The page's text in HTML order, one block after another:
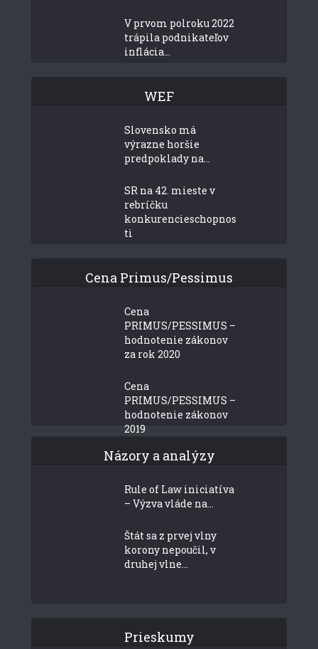
V prvom polroku 2022
trápila podnikateľov
inflácia...
WEF
Slovensko má
výrazne horšie
predpoklady na...
SR na 42. mieste v
rebríčku
konkurencieschopnos
ti
Cena Primus/Pessimus
Cena
PRIMUS/PESSIMUS –
hodnotenie zákonov
za rok 2020
Cena
PRIMUS/PESSIMUS –
hodnotenie zákonov
2019
Názory a analýzy
Rule of Law iniciatíva
– Výzva vláde na...
Štát sa z prvej vlny
korony nepoučil, v
druhej vlne...
Prieskumy